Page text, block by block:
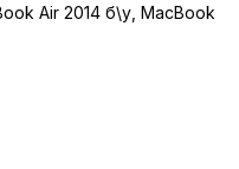
Air 2014 б\у MacBook